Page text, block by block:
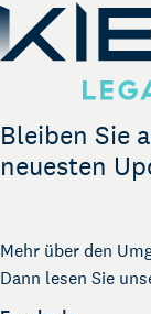
Kienhuis Legal
Talentförderung
Bleiben Sie
neuesten
Mehr über den
Dann lesen Sie